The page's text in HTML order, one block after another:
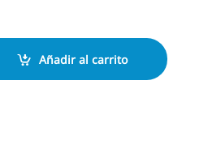
Añadir al carrito